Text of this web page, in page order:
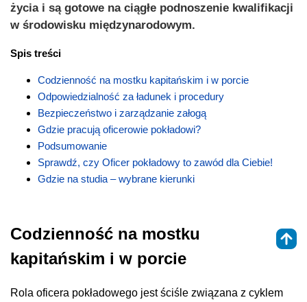
życia i są gotowe na ciągłe podnoszenie kwalifikacji
w środowisku międzynarodowym.
Spis treści
Codzienność na mostku kapitańskim i w porcie
Odpowiedzialność za ładunek i procedury
Bezpieczeństwo i zarządzanie załogą
Gdzie pracują oficerowie pokładowi?
Podsumowanie
Sprawdź, czy Oficer pokładowy to zawód dla Ciebie!
Gdzie na studia – wybrane kierunki
Codzienność na mostku
kapitańskim i w porcie
Rola oficera pokładowego jest ściśle związana z cyklem